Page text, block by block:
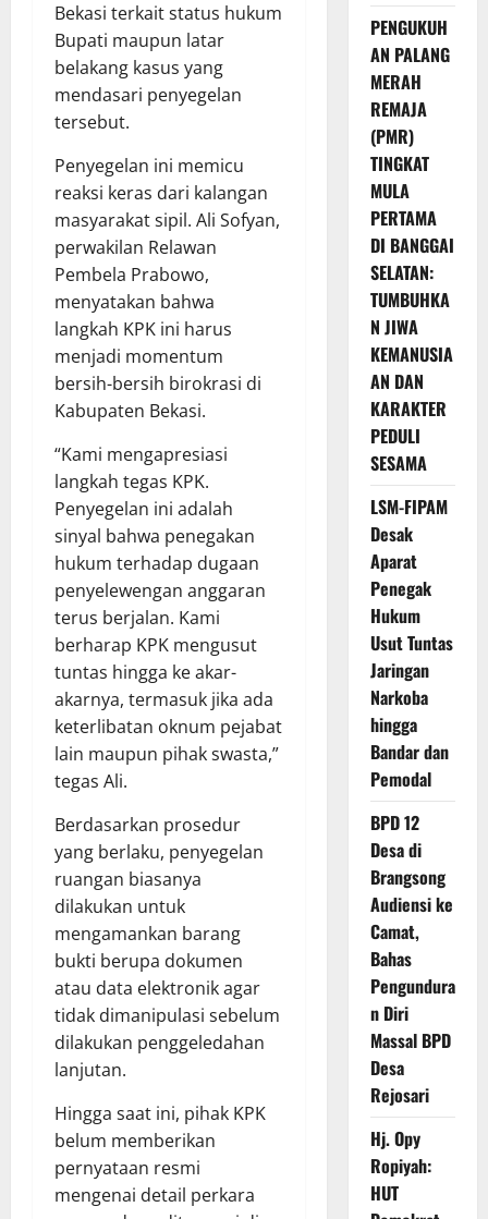
Bekasi terkait status hukum
Bupati maupun latar
belakang kasus yang
mendasari penyegelan
tersebut.
Penyegelan ini memicu
reaksi keras dari kalangan
masyarakat sipil. Ali Sofyan,
perwakilan Relawan
Pembela Prabowo,
menyatakan bahwa
langkah KPK ini harus
menjadi momentum
bersih-bersih birokrasi di
Kabupaten Bekasi.
“Kami mengapresiasi
langkah tegas KPK.
Penyegelan ini adalah
sinyal bahwa penegakan
hukum terhadap dugaan
penyelewengan anggaran
terus berjalan. Kami
berharap KPK mengusut
tuntas hingga ke akar-
akarnya, termasuk jika ada
keterlibatan oknum pejabat
lain maupun pihak swasta,”
tegas Ali.
Berdasarkan prosedur
yang berlaku, penyegelan
ruangan biasanya
dilakukan untuk
mengamankan barang
bukti berupa dokumen
atau data elektronik agar
tidak dimanipulasi sebelum
dilakukan penggeledahan
lanjutan.
Hingga saat ini, pihak KPK
belum memberikan
pernyataan resmi
mengenai detail perkara
PENGUKUH
AN PALANG
MERAH
REMAJA
(PMR)
TINGKAT
MULA
PERTAMA
DI BANGGAI
SELATAN:
TUMBUHKA
N JIWA
KEMANUSIA
AN DAN
KARAKTER
PEDULI
SESAMA
LSM-FIPAM
Desak
Aparat
Penegak
Hukum
Usut Tuntas
Jaringan
Narkoba
hingga
Bandar dan
Pemodal
BPD 12
Desa di
Brangsong
Audiensi ke
Camat,
Bahas
Pengundura
n Diri
Massal BPD
Desa
Rejosari
Hj. Opy
Ropiyah:
HUT